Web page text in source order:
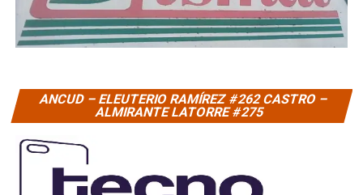
ANCUD – ELEUTERIO RAMÍREZ #262 CASTRO –
ALMIRANTE LATORRE #275